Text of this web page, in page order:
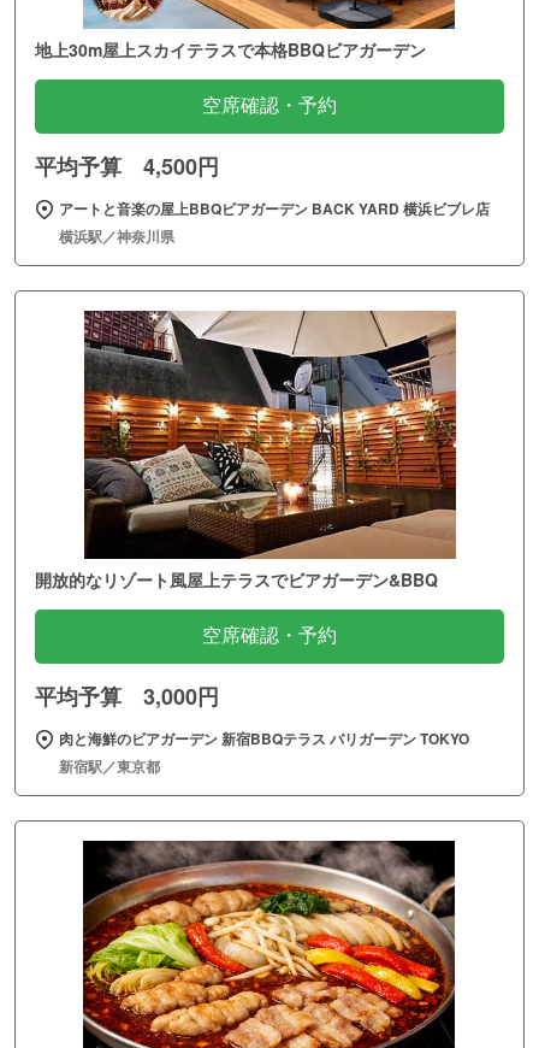
地上30m屋上スカイテラスで本格BBQビアガーデン
空席確認・予約
平均予算 4,500円
アートと音楽の屋上BBQビアガーデン BACK YARD 横浜ビブレ店
横浜駅／神奈川県
開放的なリゾート風屋上テラスでビアガーデン&BBQ
空席確認・予約
平均予算 3,000円
肉と海鮮のビアガーデン 新宿BBQテラス バリガーデン TOKYO
新宿駅／東京都